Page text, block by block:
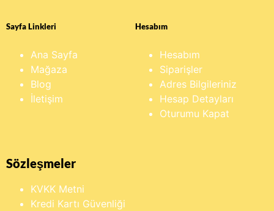
Sayfa Linkleri
Ana Sayfa
Mağaza
Blog
İletişim
Hesabım
Hesabım
Siparişler
Adres Bilgileriniz
Hesap Detayları
Oturumu Kapat
Sözleşmeler
KVKK Metni
Kredi Kartı Güvenliği